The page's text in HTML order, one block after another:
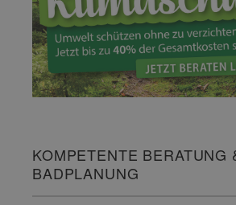
KOMPETENTE BERATUNG
BADPLANUNG